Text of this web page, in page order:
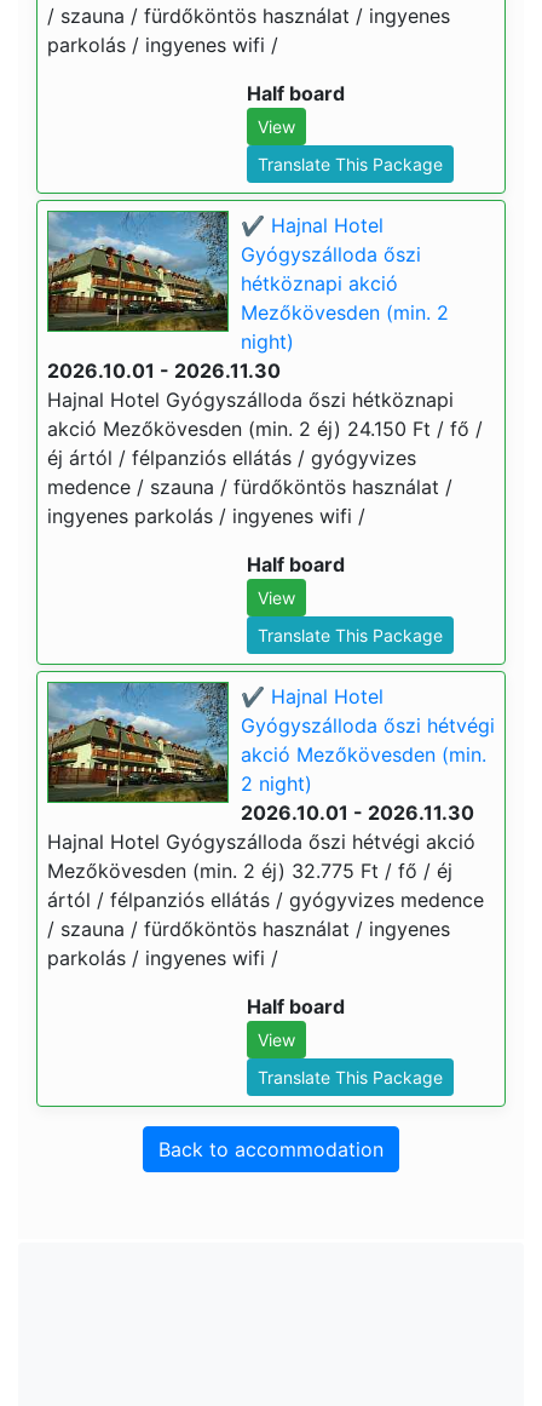
/ szauna / fürdőköntös használat / ingyenes
parkolás / ingyenes wifi /
Half board
View
Translate This Package
✔️ Hajnal Hotel
Gyógyszálloda őszi
hétköznapi akció
Mezőkövesden (min. 2
night)
2026.10.01 - 2026.11.30
Hajnal Hotel Gyógyszálloda őszi hétköznapi
akció Mezőkövesden (min. 2 éj) 24.150 Ft / fő /
éj ártól / félpanziós ellátás / gyógyvizes
medence / szauna / fürdőköntös használat /
ingyenes parkolás / ingyenes wifi /
Half board
View
Translate This Package
✔️ Hajnal Hotel
Gyógyszálloda őszi hétvégi
akció Mezőkövesden (min.
2 night)
2026.10.01 - 2026.11.30
Hajnal Hotel Gyógyszálloda őszi hétvégi akció
Mezőkövesden (min. 2 éj) 32.775 Ft / fő / éj
ártól / félpanziós ellátás / gyógyvizes medence
/ szauna / fürdőköntös használat / ingyenes
parkolás / ingyenes wifi /
Half board
View
Translate This Package
Back to accommodation